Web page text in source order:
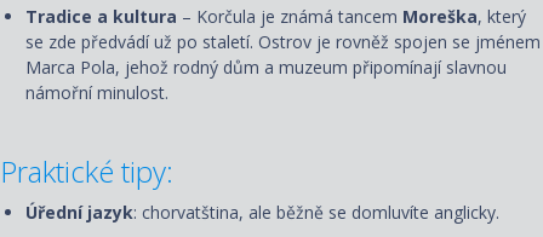
Tradice a kultura – Korčula je známá tancem Moreška, který
se zde předvádí už po staletí. Ostrov je rovněž spojen se jménem
Marca Pola, jehož rodný dům a muzeum připomínají slavnou
námořní minulost.
Praktické tipy:
Úřední jazyk: chorvatština, ale běžně se domluvíte anglicky.